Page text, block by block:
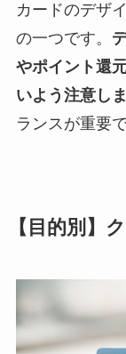
カードのデザ
の一つです。
やポイント還
いよう注意し
ランスが重要で
【目的別】